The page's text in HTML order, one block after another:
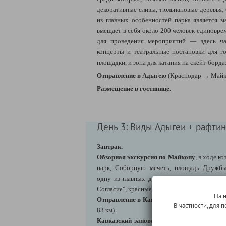
декоративные сливы, тюльпановые деревья,
из главных особенностей парка является
вмещает в себя около 200 человек
для проведения мероприятий — здесь
концерты и театральные постановки для
площадки, и зона для катания на скейт-
Отправление в Адыгею (Краснодар →
Размещение в гостинице.
День 3: Виды Адыгеи +
Завтрак.
Обзорная экскурсия по Майкопу, в ходе
парк, Соборную мечеть, площадь
одну из главных
Согласие", красные корпуса знаменитого
Отправление в Кавказский биосферный
83 км).
Кавказский заповедник
На
В частности, для